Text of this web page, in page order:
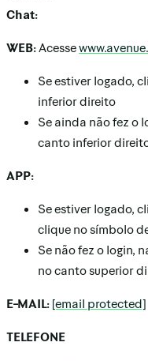
Chat:
WEB:Acesse
Se estiver logado,
inferior direito
Se ainda não fez o
canto inferior
APP:
Se estiver logado,
clique no símbolo
Se não fez o login,
no canto superior
E-MAIL: [email protected]
TELEFONE